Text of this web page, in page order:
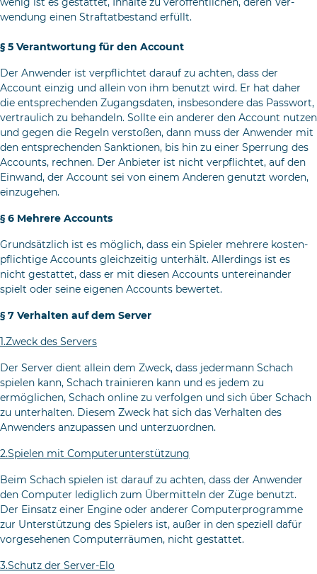
wendung einen Straftatbestand erfüllt.
§ 5 Verantwortung für den Account
Der Anwender ist verpflichtet darauf zu achten, dass der
Account einzig und allein von ihm benutzt wird. Er hat daher
die entsprechenden Zugangsdaten, insbesondere das Passwort,
vertraulich zu behandeln. Sollte ein anderer den Account nut­zen
und gegen die Regeln verstoßen, dann muss der Anwender mit
den entsprechenden Sanktionen, bis hin zu einer Sperrung des
Accounts, rechnen. Der Anbieter ist nicht verpflichtet, auf den
Einwand, der Account sei von einem Anderen genutzt worden,
einzugehen.
§ 6 Mehrere Accounts
Grundsätzlich ist es möglich, dass ein Spieler mehrere kosten­
pflichtige Accounts gleichzeitig unterhält. Allerdings ist es
nicht gestattet, dass er mit diesen Accounts untereinander
spielt oder seine eigenen Accounts bewertet.
§ 7 Verhalten auf dem Server
1.Zweck des Servers
Der Server dient allein dem Zweck, dass jedermann Schach
spielen kann, Schach trainieren kann und es jedem zu
ermöglichen, Schach online zu verfolgen und sich über Schach
zu unterhalten. Diesem Zweck hat sich das Verhalten des
Anwenders anzupassen und unterzuordnen.
2.Spielen mit Computerunterstützung
Beim Schach spielen ist darauf zu achten, dass der Anwender
den Computer lediglich zum Übermitteln der Züge benutzt.
Der Einsatz einer Engine oder anderer Computerprogramme
zur Unterstützung des Spielers ist, außer in den speziell dafür
vorgesehenen Computerräumen, nicht gestattet.
3.Schutz der Server-Elo